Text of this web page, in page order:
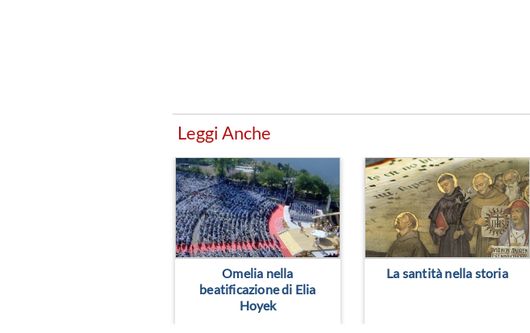
Leggi Anche
Omelia nella
beatificazione di Elia
Hoyek
> Leggi altro
La santità nella storia